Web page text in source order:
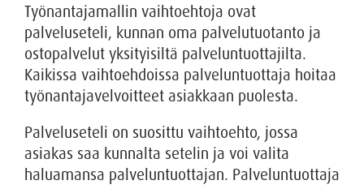
Työnantajamallin vaihtoehtoja ovat
palveluseteli, kunnan oma palvelutuotanto ja
ostopalvelut yksityisiltä palveluntuottajilta.
Kaikissa vaihtoehdoissa palveluntuottaja hoitaa
työnantajavelvoitteet asiakkaan puolesta.
Palveluseteli on suosittu vaihtoehto, jossa
asiakas saa kunnalta setelin ja voi valita
haluamansa palveluntuottajan. Palveluntuottaja